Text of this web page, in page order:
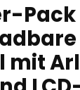
Pack